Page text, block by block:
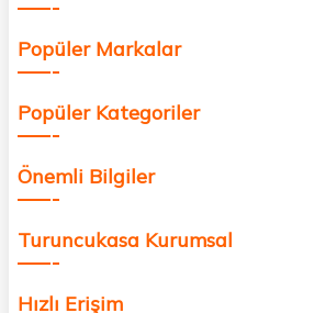
Popüler Markalar
Popüler Kategoriler
Önemli Bilgiler
Turuncukasa Kurumsal
Hızlı Erişim